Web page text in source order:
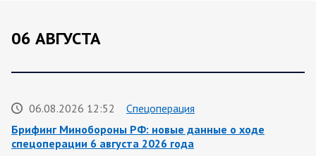
06 АВГУСТА
06.08.2026 12:52
Спецоперация
Брифинг Минобороны РФ: новые данные о ходе
спецоперации 6 августа 2026 года